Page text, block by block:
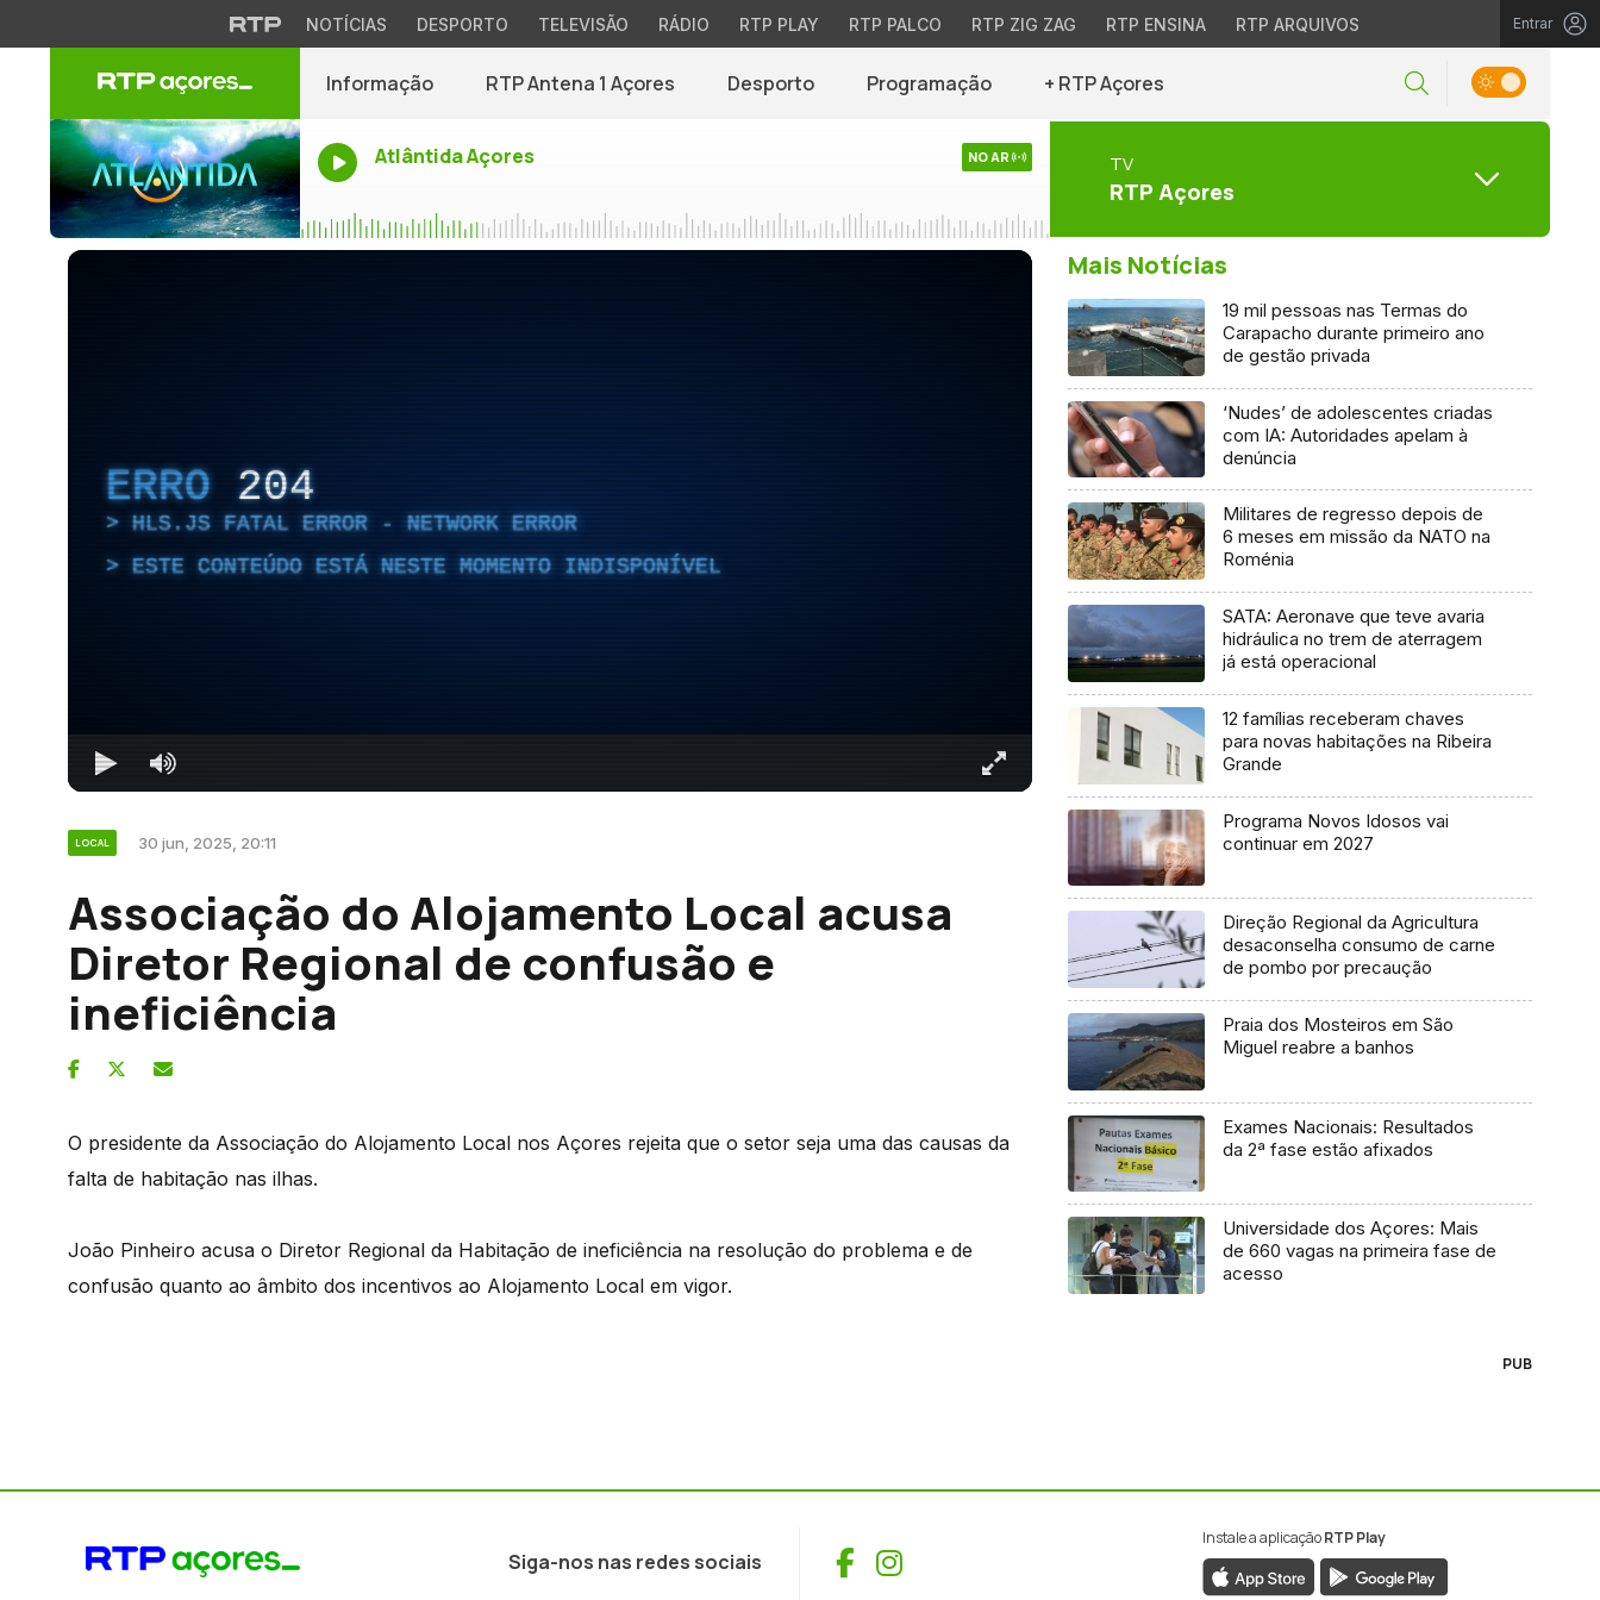
NOTÍCIAS DESPORTO TELEVISÃO RÁDIO RTP PLAY RTP PALCO RTP ZIG ZAG RTP ENSINA RTP ARQUIVOS Entrar
Informação RTP Antena 1 Açores Desporto Programação + RTP Açores
Atlântida Açores NO AR TV
RTP Açores
ERRO 204
HLS.JS FATAL ERROR - NETWORK ERROR
ESTE CONTEÚDO ESTÁ NESTE MOMENTO INDISPONÍVEL
LOCAL 30 jun, 2025, 20:11
Associação do Alojamento Local acusa
Diretor Regional de confusão e
ineficiência
O presidente da Associação do Alojamento Local nos Açores rejeita que o setor seja uma das causas da
falta de habitação nas ilhas.
João Pinheiro acusa o Diretor Regional da Habitação de ineficiência na resolução do problema e de
confusão quanto ao âmbito dos incentivos ao Alojamento Local em vigor.
Mais Notícias
19 mil pessoas nas Termas do
Carapacho durante primeiro ano
de gestão privada
‘Nudes’ de adolescentes criadas
com IA: Autoridades apelam à
denúncia
Militares de regresso depois de
6 meses em missão da NATO na
Roménia
SATA: Aeronave que teve avaria
hidráulica no trem de aterragem
já está operacional
12 famílias receberam chaves
para novas habitações na Ribeira
Grande
Programa Novos Idosos vai
continuar em 2027
Direção Regional da Agricultura
desaconselha consumo de carne
de pombo por precaução
Praia dos Mosteiros em São
Miguel reabre a banhos
Exames Nacionais: Resultados
da 2ª fase estão afixados
Universidade dos Açores: Mais
de 660 vagas na primeira fase de
acesso
PUB
Siga-nos nas redes sociais Facebook
Instagram
Instale a aplicaçãoRTP Play